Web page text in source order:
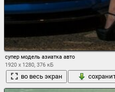
супер модель азиатка авто
1920 x 1280, 376 кБ
во весь экран